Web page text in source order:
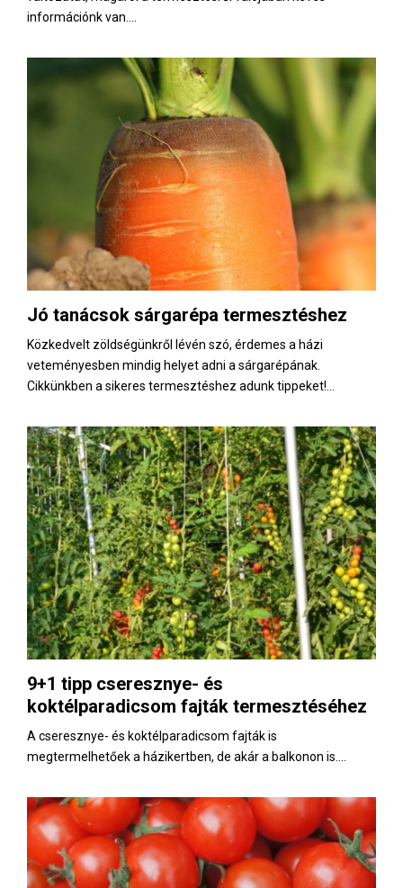
információnk van....
Jó tanácsok sárgarépa termesztéshez
Közkedvelt zöldségünkről lévén szó, érdemes a házi
veteményesben mindig helyet adni a sárgarépának.
Cikkünkben a sikeres termesztéshez adunk tippeket!...
9+1 tipp cseresznye- és
koktélparadicsom fajták termesztéséhez
A cseresznye- és koktélparadicsom fajták is
megtermelhetőek a házikertben, de akár a balkonon is....